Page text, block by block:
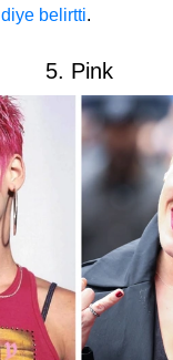
diye belirtti.
5. Pink